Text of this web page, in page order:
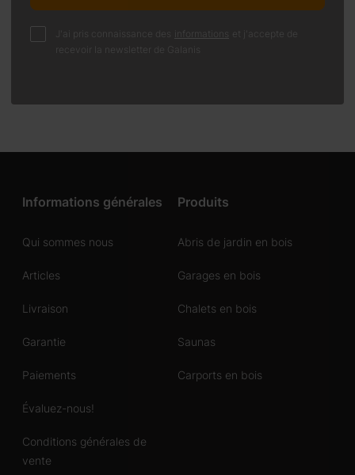
J'ai pris connaissance des informations
et j'accepte de
recevoir la newsletter de Galanis
Informations générales
Qui sommes nous
Articles
Livraison
Garantie
Paiements
Évaluez-nous!
Conditions générales de
vente
Produits
Abris de jardin en bois
Garages en bois
Chalets en bois
Saunas
Carports en bois